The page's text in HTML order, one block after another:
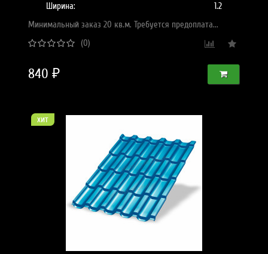
Ширина:
1.2
Минимальный заказ 20 кв.м. Требуется предоплата...
(0)
840 ₽
хит